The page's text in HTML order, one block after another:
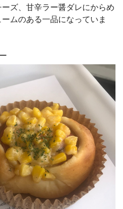
ズ、甘辛ラー醤ダレにからめ
ムのある一品になっていま